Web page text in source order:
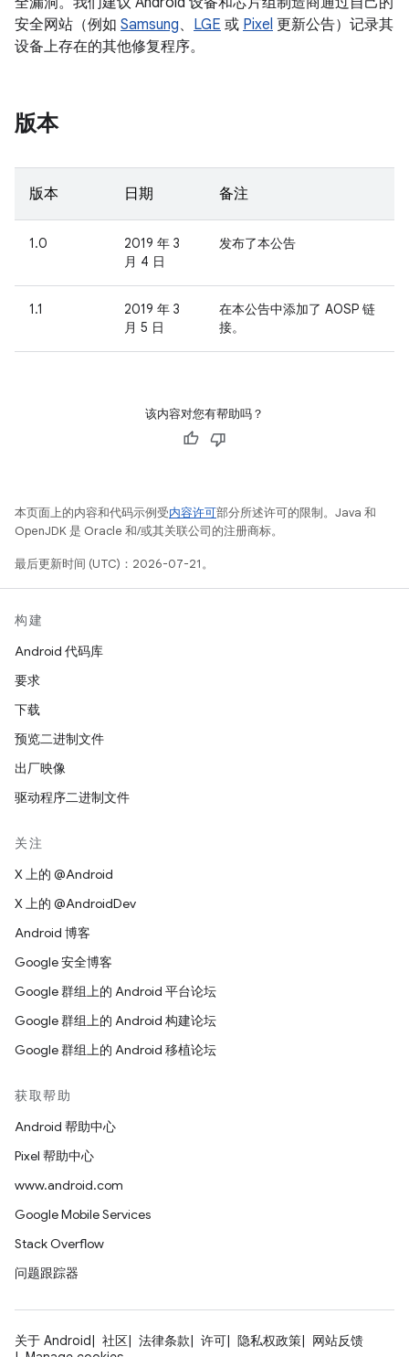
安全网站（例如 Samsung、 LGE 或 Pixel 更新公告）记录其
设备上存在的其他修复程序。
版本
版本 日期 备注
1.0
2019 年 3
月 4 日
发布了本公告
1.1
2019 年 3
月 5 日
在本公告中添加了 AOSP 链
接。
该内容对您有帮助吗？
本页面上的内容和代码示例受内容许可部分所述许可的限制。Java 和
OpenJDK 是 Oracle 和/或其关联公司的注册商标。
最后更新时间 (UTC)：2026-07-21。
构建
Android 代码库
要求
下载
预览二进制文件
出厂映像
驱动程序二进制文件
关注
X 上的 @Android
X 上的 @AndroidDev
Android 博客
Google 安全博客
Google 群组上的 Android 平台论坛
Google 群组上的 Android 构建论坛
Google 群组上的 Android 移植论坛
获取帮助
Android 帮助中心
Pixel 帮助中心
www.android.com
Google Mobile Services
Stack Overflow
问题跟踪器
关于 Android 社区 法律条款 许可 隐私权政策
网站反馈